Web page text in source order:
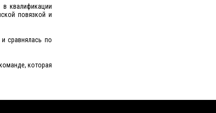
квалификации
повязкой и
сравнялась по
которая